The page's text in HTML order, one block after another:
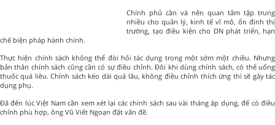
Chính phủ cần và nên quan tâm tập trung
nhiều cho quản lý, kinh tế vĩ mô, ổn định thị
trường, tạo điều kiện cho DN phát triển, hạn
chế biện pháp hành chính.
Thực hiện chính sách không thể đòi hỏi tác dụng trong một sớm một chiều. Nhưng
bản thân chính sách cũng cần có sự điều chỉnh. Đôi khi dùng chính sách, có thể uống
thuốc quá liều. Chính sách kéo dài quá lâu, không điều chỉnh thích ứng thì sẽ gây tác
dụng phụ.
Đã đến lúc Việt Nam cần xem xét lại các chính sách sau vài tháng áp dụng, để có điều
chỉnh phù hợp, ông Vũ Viết Ngoạn đặt vấn đề.